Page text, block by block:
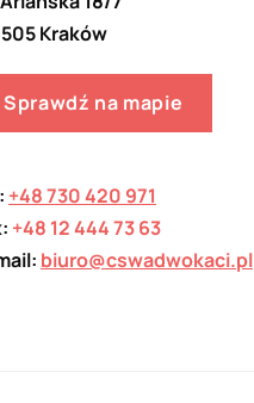
Kraków
Sprawdź na mapie
+48 730 420 971
+48 12 444 73 63
biuro@cswadwokaci.pl